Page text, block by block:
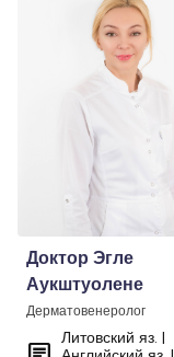
Доктор Эгле
Аукштуолене
Дерматовенеролог
Литовский яз. |